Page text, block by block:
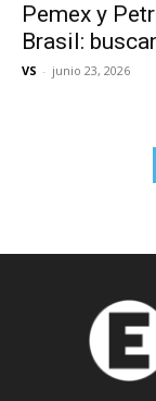
Pemex y
Brasil:
VS - junio 23, 2026